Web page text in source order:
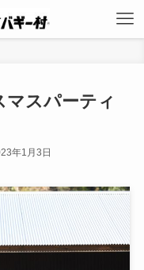
マスパーティ
年1月3日